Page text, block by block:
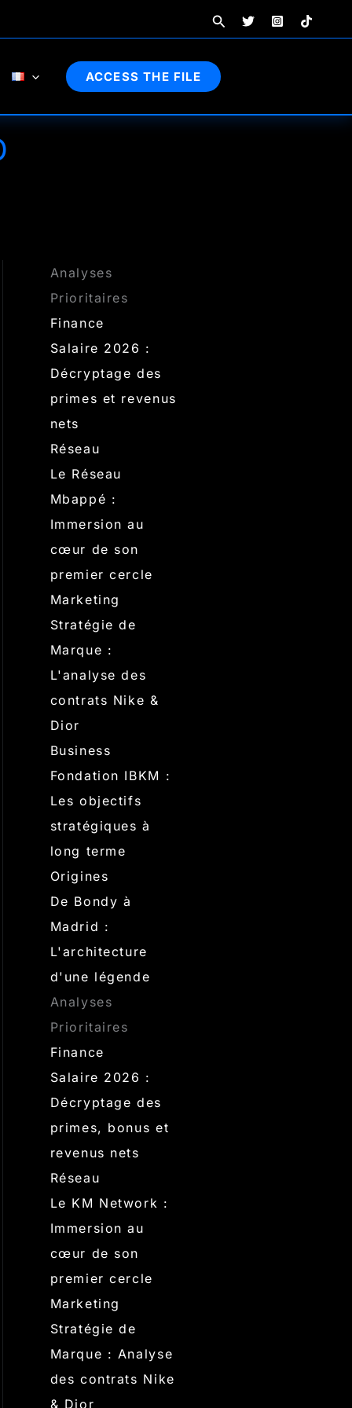
Rechercher
ACCESS THE FILE
Analyses
Prioritaires
Finance
Salaire 2026 :
Décryptage des
primes et revenus
nets
Réseau
Le Réseau
Mbappé :
Immersion au
cœur de son
premier cercle
Marketing
Stratégie de
Marque :
L'analyse des
contrats Nike &
Dior
Business
Fondation IBKM :
Les objectifs
stratégiques à
long terme
Origines
De Bondy à
Madrid :
L'architecture
d'une légende
Analyses
Prioritaires
Finance
Salaire 2026 :
Décryptage des
primes, bonus et
revenus nets
Réseau
Le KM Network :
Immersion au
cœur de son
premier cercle
Marketing
Stratégie de
Marque : Analyse
des contrats Nike
& Dior